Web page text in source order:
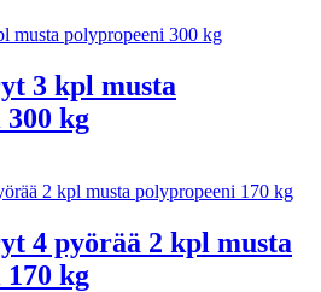
3 kpl musta
kg
4 pyörää 2 kpl musta
kg